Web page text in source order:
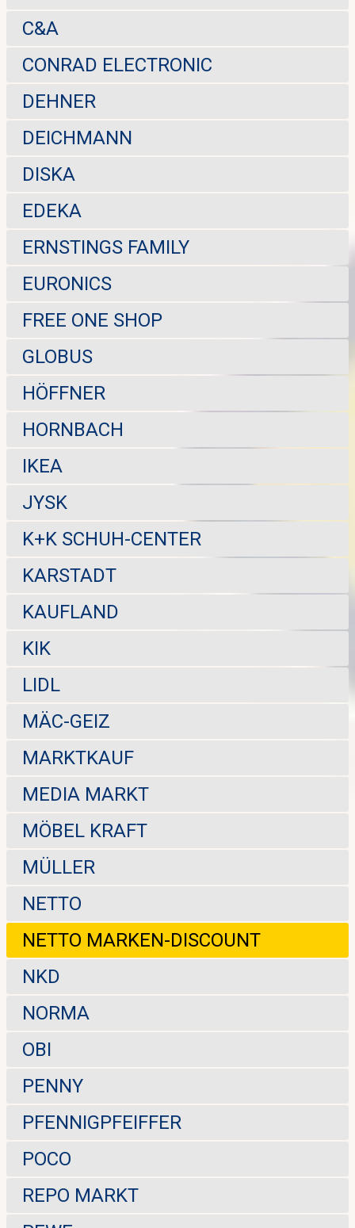
C&A
CONRAD ELECTRONIC
DEHNER
DEICHMANN
DISKA
EDEKA
ERNSTINGS FAMILY
EURONICS
FREE ONE SHOP
GLOBUS
HÖFFNER
HORNBACH
IKEA
JYSK
K+K SCHUH-CENTER
KARSTADT
KAUFLAND
KIK
LIDL
MÄC-GEIZ
MARKTKAUF
MEDIA MARKT
MÖBEL KRAFT
MÜLLER
NETTO
NETTO MARKEN-DISCOUNT
NKD
NORMA
OBI
PENNY
PFENNIGPFEIFFER
POCO
REPO MARKT